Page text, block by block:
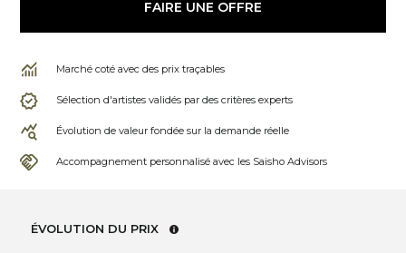
FAIRE UNE OFFRE
Marché coté avec des prix traçables
Sélection d'artistes validés par des critères experts
Évolution de valeur fondée sur la demande réelle
Accompagnement personnalisé avec les Saisho Advisors
ÉVOLUTION DU PRIX